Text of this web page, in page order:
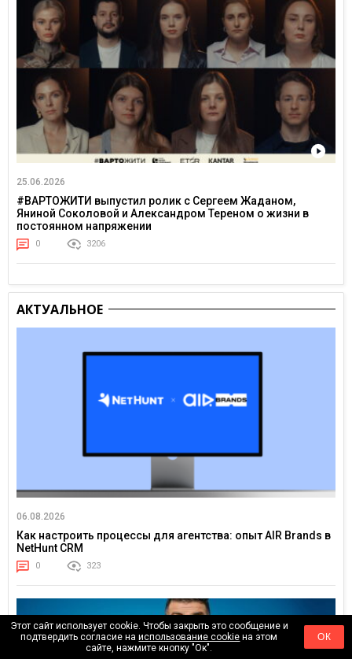
25.06.2026
#ВАРТОЖИТИ выпустил ролик с Сергеем Жаданом,
Яниной Соколовой и Александром Тереном о жизни в
постоянном напряжении
0 3206
АКТУАЛЬНОЕ
06.08.2026
Как настроить процессы для агентства: опыт AIR Brands в
NetHunt CRM
0 323
Этот сайт использует cookie. Чтобы закрыть это сообщение и
подтвердить согласие наиспользование cookie на этом
сайте, нажмите кнопку "Ок".
ОК